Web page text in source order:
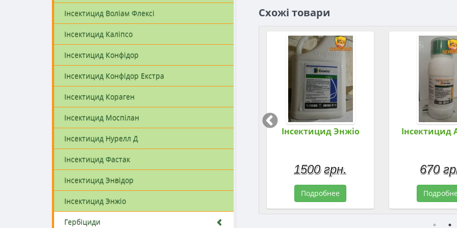
Інсектицид Воліам Флексі
Інсектицид Каліпсо
Інсектицид Конфідор
Інсектицид Конфідор Екстра
Інсектицид Кораген
Інсектицид Моспілан
Інсектицид Нурелл Д
Інсектицид Фастак
Інсектицид Энвідор
Інсектицид Энжіо
Гербіциди
Схожі товари
Інсектицид Конфідор
Екстра
1300 грн.
Подробнее
Інсектицид Энвідор
2000 грн.
Подробнее
Інсектицид Энжіо
1500 грн.
Подробнее
Інсектицид
670